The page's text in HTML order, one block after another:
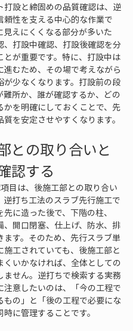
打設と締固めの品質確認は、逆
頼性を支える中心的な作業で
見えにくくなる部分が多いた
、打設中確認、打設後確認を分
とが重要です。特に、打設中は
進むため、その場で考えながら
が少なくなります。打設前の段
難所か、誰が確認するか、どの
かを明確にしておくことで、先
を安定させやすくなります。
との取り合いと
認する
目は、後施工部との取り合い
逆打ち工法のスラブ先行施工で
先に造った後で、下階の柱、
、開口閉塞、仕上げ、防水、排
ます。そのため、先行スラブ単
施工されていても、後施工部と
くいかなければ、全体としての
ません。逆打ちで検索する実務
注意したいのは、「今の工程で
もの」と「後の工程で必要にな
に管理することです。